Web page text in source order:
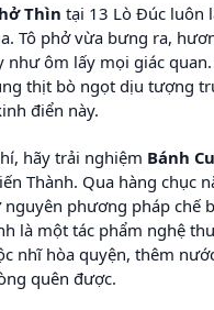
Thìn tại 13 Lò Đúc luôn
Tô phở vừa bưng ra,
như ôm lấy mọi giác
thịt bò ngọt dịu tượng
điển này.
hãy trải nghiệm Bánh
Thành. Qua hàng chục
phương pháp chế
là một tác phẩm nghệ
nhĩ hòa quyện, thêm
quên được.